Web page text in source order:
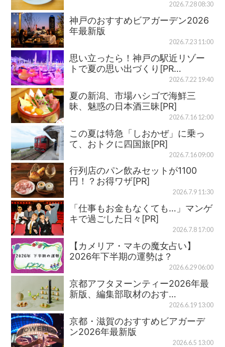
2026.7.28 08:30
神戸のおすすめビアガーデン2026
年最新版
2026.7.23 11:00
思い立ったら！神戸の駅近リゾー
トで夏の思い出づくり[PR…
2026.7.22 19:40
夏の新潟、市場ハシゴで海鮮三
昧、魅惑の日本酒三昧[PR]
2026.7.16 12:00
この夏は特急「しおかぜ」に乗っ
て、おトクに四国旅[PR]
2026.7.16 09:00
行列店のパン飲みセットが1100
円！？お得ワザ[PR]
2026.7.9 11:30
「仕事もお金もなくても…」マンゲ
キで過ごした日々[PR]
2026.7.8 17:00
【カメリア・マキの魔女占い】
2026年下半期の運勢は？
2026.6.29 06:00
京都アフタヌーンティー2026年最
新版、編集部取材のおす…
2026.6.19 13:00
京都・滋賀のおすすめビアガーデ
ン2026年最新版
2026.6.5 13:00